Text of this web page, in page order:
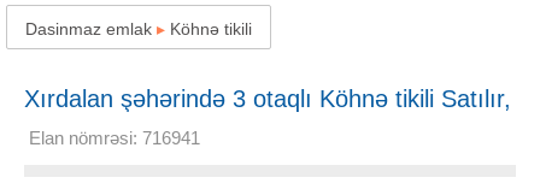
Dasinmaz emlak ▸ Köhnə tikili
Xırdalan şəhərində 3 otaqlı Köhnə tikili Satılır,
80 m²
Elan nömrəsi: 716941